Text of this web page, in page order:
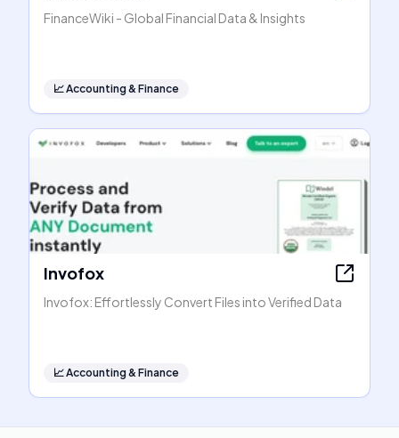
FinanceWiki - Global Financial Data & Insights
📈Accounting & Finance
Invofox
Invofox: Effortlessly Convert Files into Verified Data
📈Accounting & Finance